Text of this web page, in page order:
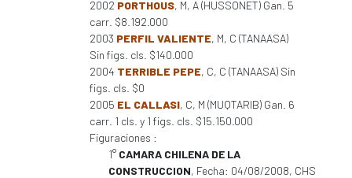
2002 PORTHOUS, M, A (HUSSONET) Gan. 5
carr. $8.192.000
2003 PERFIL VALIENTE, M, C (TANAASA)
Sin figs. cls. $140.000
2004 TERRIBLE PEPE, C, C (TANAASA) Sin
figs. cls. $0
2005 EL CALLASI, C, M (MUQTARIB) Gan. 6
carr. 1 cls. y 1 figs. cls. $15.150.000
Figuraciones :
1° CAMARA CHILENA DE LA
CONSTRUCCION, Fecha: 04/08/2008, CHS